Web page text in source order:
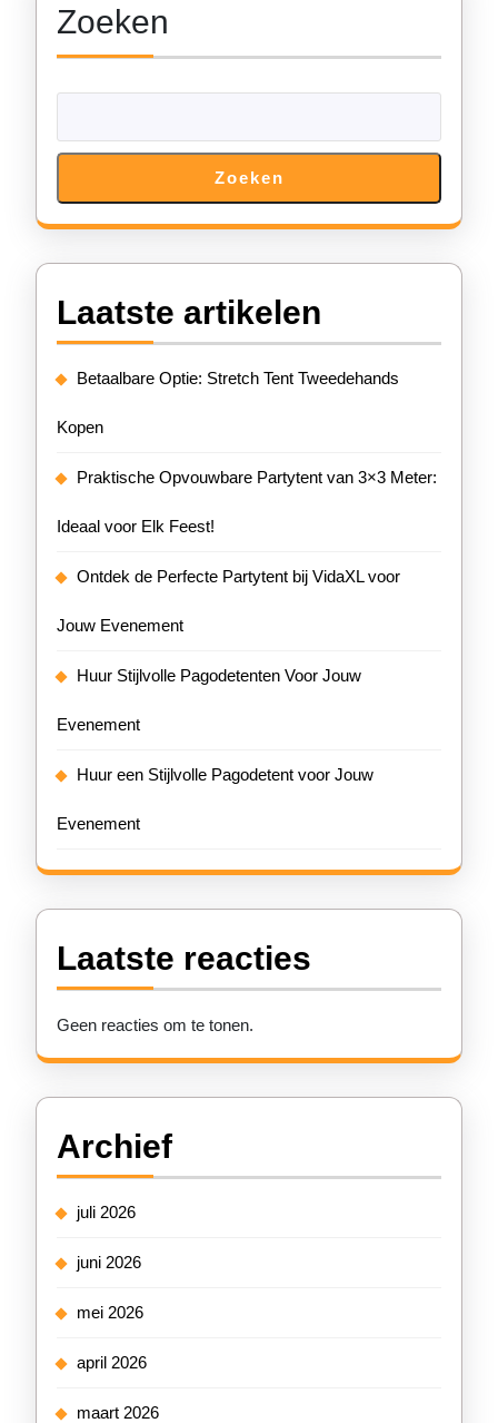
Zoeken
Zoeken
Laatste artikelen
Betaalbare Optie: Stretch Tent Tweedehands
Kopen
Praktische Opvouwbare Partytent van 3×3 Meter:
Ideaal voor Elk Feest!
Ontdek de Perfecte Partytent bij VidaXL voor
Jouw Evenement
Huur Stijlvolle Pagodetenten Voor Jouw
Evenement
Huur een Stijlvolle Pagodetent voor Jouw
Evenement
Laatste reacties
Geen reacties om te tonen.
Archief
juli 2026
juni 2026
mei 2026
april 2026
maart 2026